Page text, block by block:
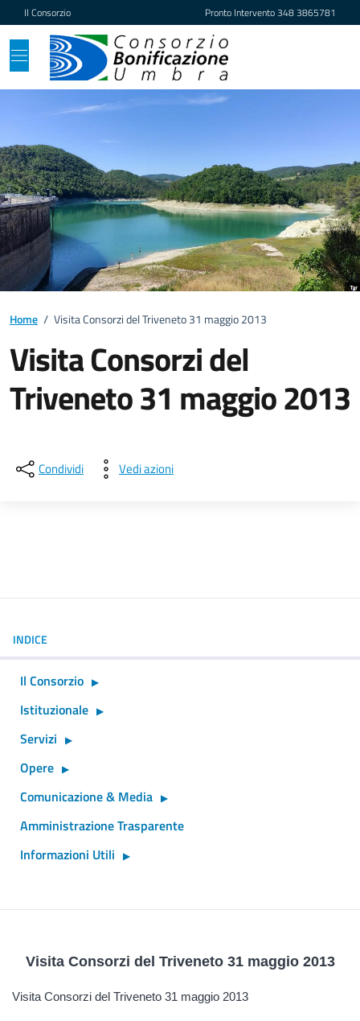
Vai ai contenuti
Vai al footer
Il Consorzio Pronto Intervento348 3865781
Home / Visita Consorzi del Triveneto 31 maggio 2013
Visita Consorzi del
Triveneto 31 maggio 2013
Condividi Vedi azioni
INDICE
Il Consorzio
Istituzionale
Servizi
Opere
Comunicazione & Media
Amministrazione Trasparente
Informazioni Utili
Visita Consorzi del Triveneto 31 maggio 2013
Visita Consorzi del Triveneto 31 maggio 2013